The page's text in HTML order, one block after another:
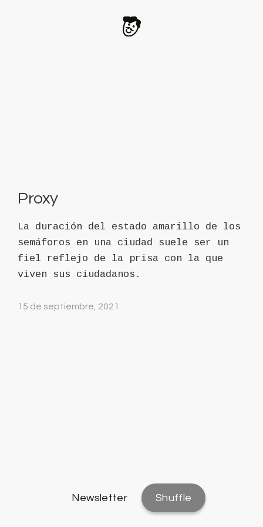
Proxy
La duración del estado amarillo de los
semáforos en una ciudad suele ser un
fiel reflejo de la prisa con la que
viven sus ciudadanos.
15 de septiembre, 2021
Newsletter Shuffle